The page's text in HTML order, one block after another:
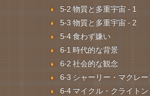
5-2 物質と多重宇宙 - 1
5-3 物質と多重宇宙 - 2
5-4 食わず嫌い
6-1 時代的な背景
6-2 社会的な観念
6-3 シャーリー・マクレー
6-4 マイクル・クライトン